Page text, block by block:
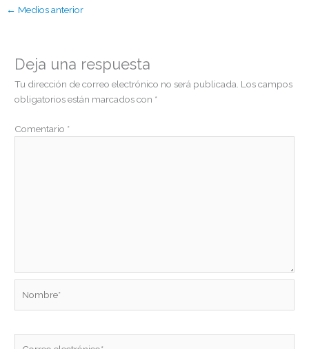
← Medios anterior
Deja una respuesta
Tu dirección de correo electrónico no será publicada. Los campos
obligatorios están marcados con *
Comentario *